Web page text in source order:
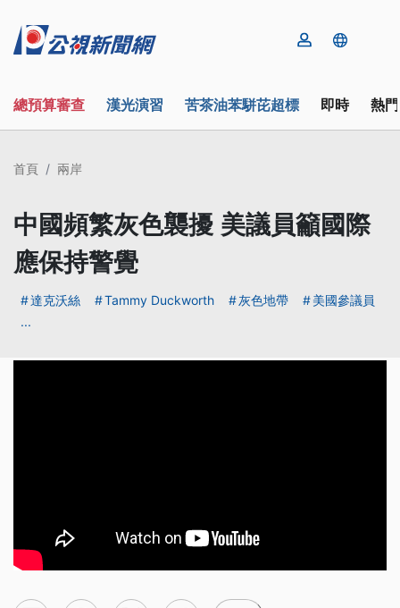
總預算審查 漢光演習 苦茶油苯駢芘超標 即時 熱
首頁 兩岸
中國頻繁灰色襲擾 美議員籲國際
應保持警覺
達克沃絲 Tammy Duckworth 灰色地帶
美國參議員
...